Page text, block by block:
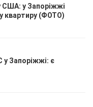
США: у Запоріжжі
квартиру (ФОТО)
у Запоріжжі: є